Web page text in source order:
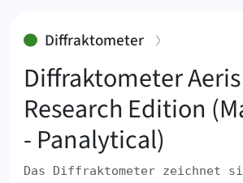
Diffraktometer:
Diffraktometer Aeris
Research Edition
- Panalytical)
Das Diffraktometer zeichnet